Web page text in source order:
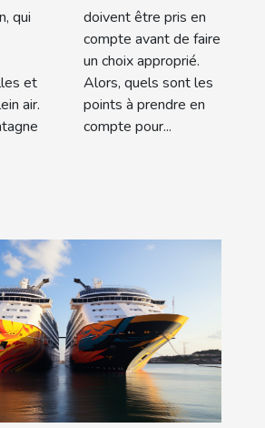
qui
et
air.
doivent être pris en
compte avant de faire
un choix approprié.
Alors, quels sont les
points à prendre en
compte pour...